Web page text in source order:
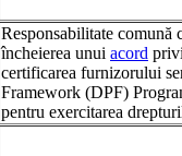
Responsabilitate
încheierea unui acord
certificarea furnizorului
Framework (DPF)
pentru exercitarea